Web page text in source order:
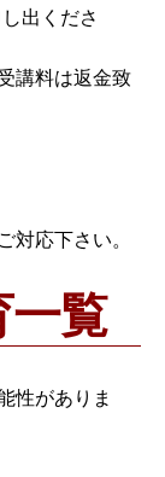
出くださ
講料は返金致
対応下さい。
一覧
性がありま